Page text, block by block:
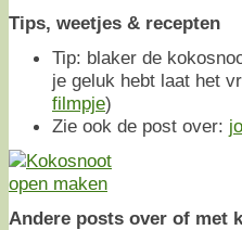
Tips, weetjes & recepten
Tip: blaker de
je geluk hebt laat het
filmpje)
Zie ook de post over:
Andere posts over of met